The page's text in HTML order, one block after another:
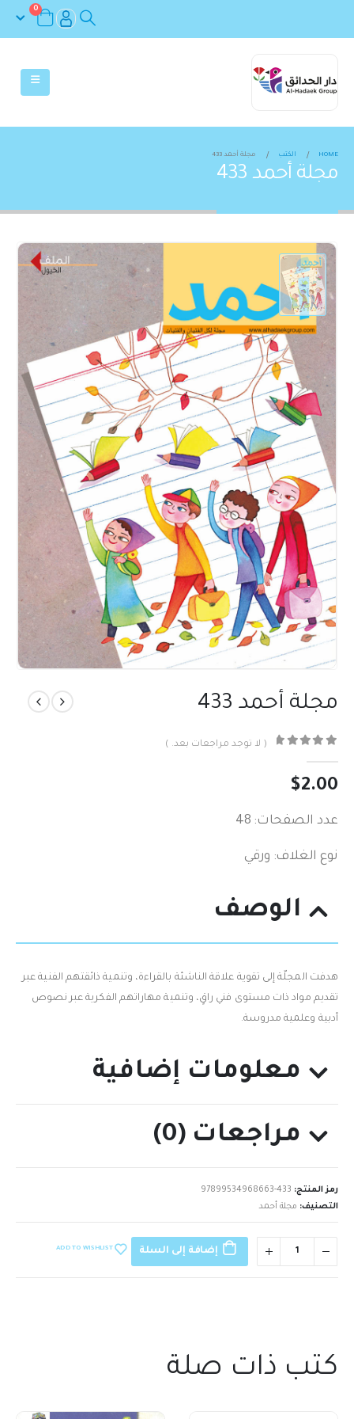
0
HOME الكتب مجلة أحمد 433
مجلة أحمد 433
مجلة أحمد 433
( لا توجد مراجعات بعد. )
$2.00
عدد الصفحات: 48
نوع الغلاف: ورقي
الوصف
هدفت المجلّة إلى تقوية علاقة الناشئة بالقراءة، وتنمية ذائقتهم الفنية عبر
تقديم مواد ذات مستوى فني راقٍ، وتنمية مهاراتهم الفكرية عبر نصوص
أدبية وعلمية مدروسة.
معلومات إضافية
مراجعات (0)
رمز المنتج: 97899534968663-433
التصنيف: مجلة أحمد
إضافة إلى السلة ADD TO WISHLIST
كتب ذات صلة